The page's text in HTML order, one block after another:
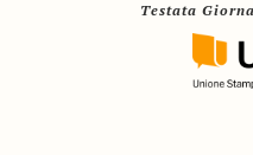
Testata